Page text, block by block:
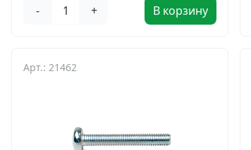
- + В корзину
Арт.: 21462